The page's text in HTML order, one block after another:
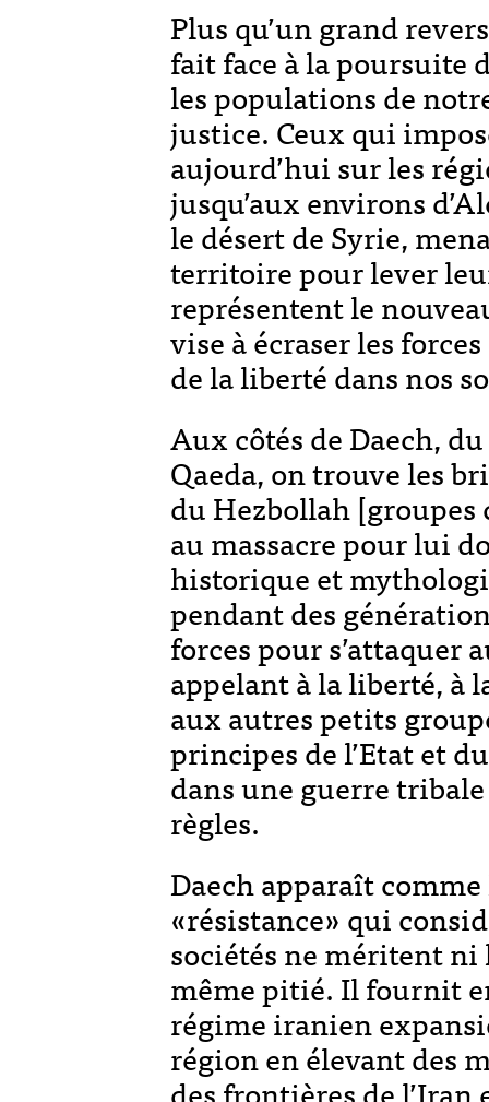
Plus qu’un grand
fait face à la poursuite
les populations de
justice. Ceux qui
aujourd’hui sur les
jusqu’aux environs
le désert de Syrie,
territoire pour lever
représentent le
vise à écraser les
de la liberté dans nos
Aux côtés de Daech,
Qaeda, on trouve les
du Hezbollah
au massacre pour lui
historique et
pendant des
forces pour
appelant à la liberté, à
aux autres petits
principes de l’Etat et
dans une guerre
règles.
Daech apparaît
«résistance» qui
sociétés ne méritent
même pitié. Il fournit
régime iranien
région en élevant des